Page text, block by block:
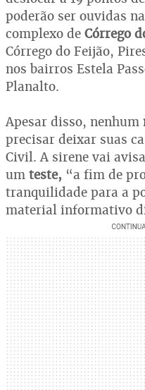
poderão ser ouvidas
complexo de Córrego d
Córrego do Feijão,
nos bairros Estela
Planalto.
Apesar disso, nenhum
precisar deixar suas
Civil. A sirene vai
um teste, “a fim de
tranquilidade para a
material informativo